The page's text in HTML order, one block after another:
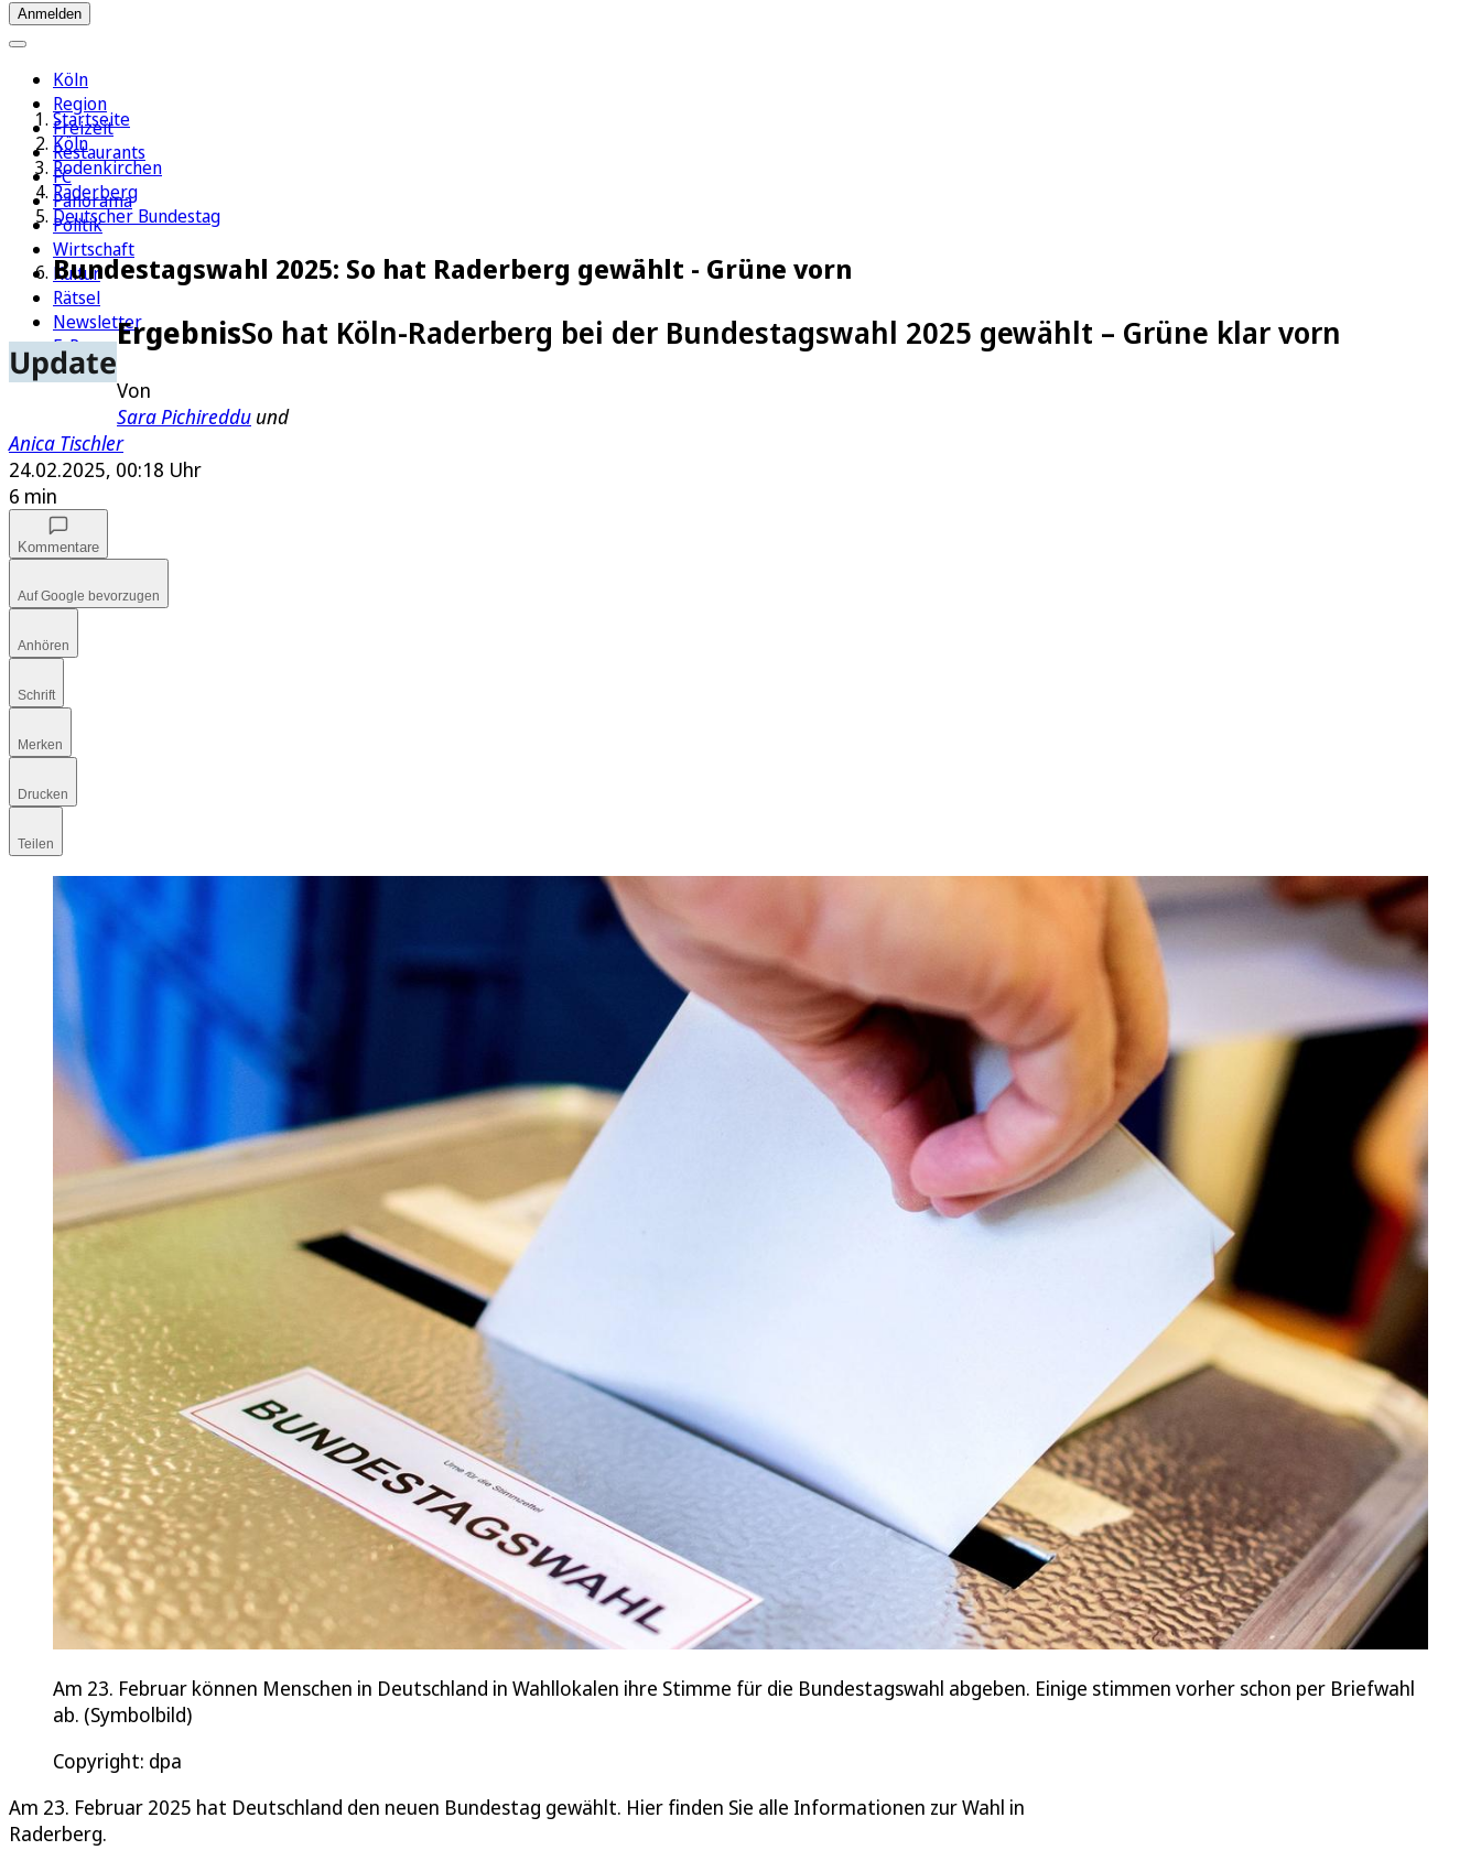
Anmelden
Köln
Region
Freizeit
Restaurants
FC
Panorama
Politik
Wirtschaft
Kultur
Rätsel
Newsletter
E-Paper
Startseite
Köln
Rodenkirchen
Raderberg
Deutscher Bundestag
Bundestagswahl 2025: So hat Raderberg gewählt - Grüne vorn
Update
ErgebnisSo hat Köln-Raderberg bei der Bundestagswahl 2025 gewählt – Grüne klar vorn
Von
Sara Pichireddu und
Anica Tischler
24.02.2025, 00:18 Uhr
6 min
Kommentare
Auf Google bevorzugen
Anhören
Schrift
Merken
Drucken
Teilen
Am 23. Februar können Menschen in Deutschland in Wahllokalen ihre Stimme für die Bundestagswahl abgeben. Einige stimmen vorher schon per Briefwahl
ab. (Symbolbild)
Copyright: dpa
Am 23. Februar 2025 hat Deutschland den neuen Bundestag gewählt. Hier finden Sie alle Informationen zur Wahl in
Raderberg.